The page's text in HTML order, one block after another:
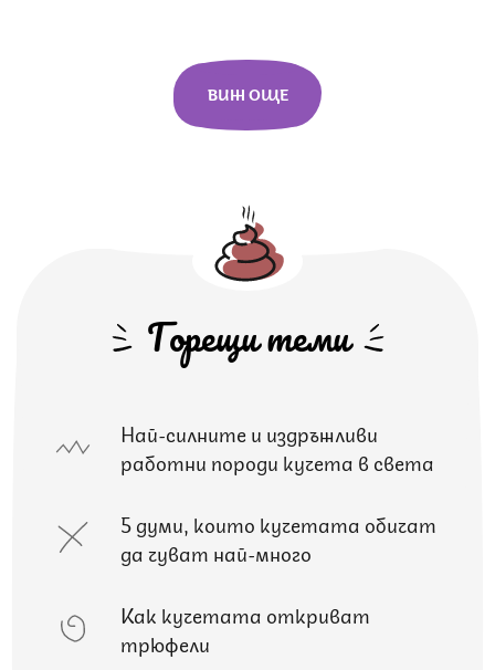
ВИЖ ОЩЕ
Горещи теми
Най-силните и издръжливи
работни породи кучета в света
5 думи, които кучетата обичат
да чуват най-много
Как кучетата откриват
трюфели